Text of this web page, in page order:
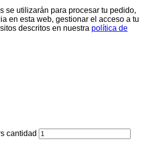
se utilizarán para procesar tu pedido,
en esta web, gestionar el acceso a tu
descritos en nuestra política de
cantidad